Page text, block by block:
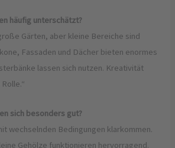
häufig unterschätzt?
Gärten, aber kleine Bereiche sind
Fassaden und Dächer bieten enormes
lassen sich nutzen. Kreativität
sich besonders gut?
wechselnden Bedingungen klarkommen.
Gehölze funktionieren hervorragend.